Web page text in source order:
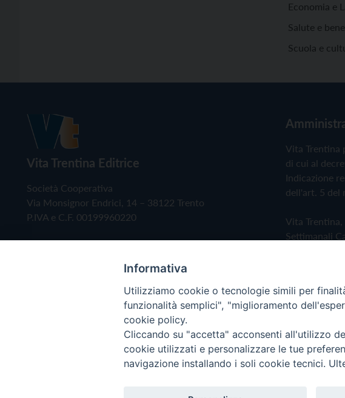
Economia e
Salute e
Scuola e
Vita Trentina Editrice
Società Cooperativa
Via Monsignor Endrici, 14 – 38122 Trento
P.IVA e C.F. 00199960220
Vita Trentina
di cui al
Indicazione
dell'art. 5 del
Vita
Settimanali
Privacy
Copyright © 2019 - Tutti i diritti riservati - Vita Trentina
Informativa
Utilizziamo cookie o tecnologie simili per
funzionalità semplici", "miglioramento
cookie policy.
Cliccando su "accetta" acconsenti all'utilizzo
cookie utilizzati e personalizzare le tue
navigazione installando i soli cookie tecnici.